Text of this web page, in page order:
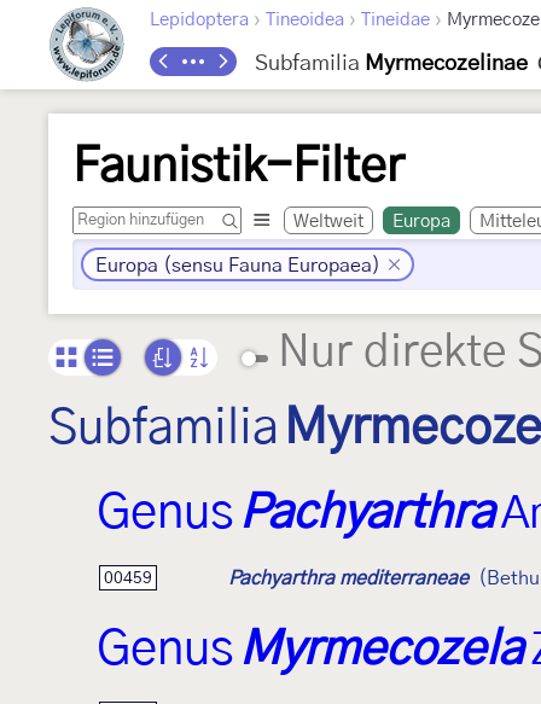
Lepidoptera › Tineoidea › Tineidae ›
Subfamilia Myrmecozelinae
Faunistik-Filter
Weltweit Europa
Europa (sensu Fauna Europaea)
Nur direkte
Subfamilia
Genus Pachyarthra
00459 Pachyarthra mediterraneae
Genus Myrmecozela